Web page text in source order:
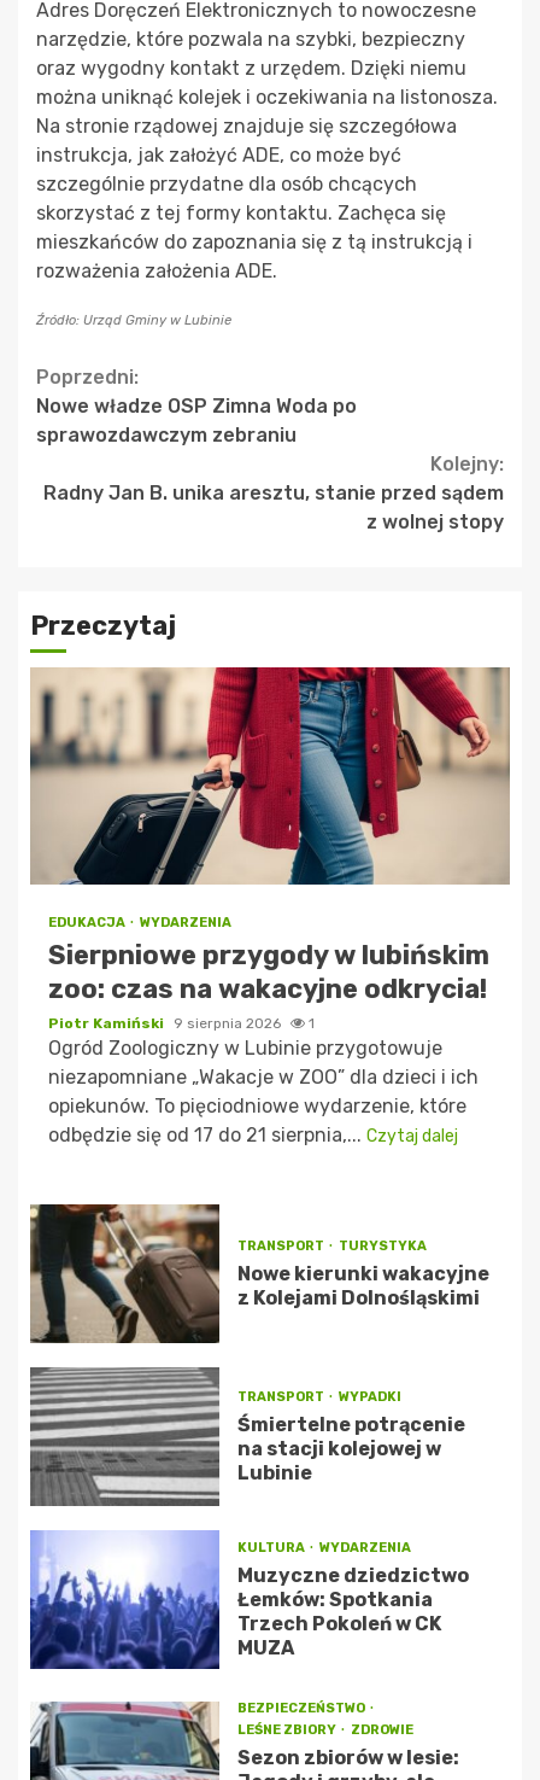
Adres Doręczeń Elektronicznych to nowoczesne
narzędzie, które pozwala na szybki, bezpieczny
oraz wygodny kontakt z urzędem. Dzięki niemu
można uniknąć kolejek i oczekiwania na listonosza.
Na stronie rządowej znajduje się szczegółowa
instrukcja, jak założyć ADE, co może być
szczególnie przydatne dla osób chcących
skorzystać z tej formy kontaktu. Zachęca się
mieszkańców do zapoznania się z tą instrukcją i
rozważenia założenia ADE.
Źródło: Urząd Gminy w Lubinie
Continue
Reading
Poprzedni:
Nowe władze OSP Zimna Woda po
sprawozdawczym zebraniu
Kolejny:
Radny Jan B. unika aresztu, stanie przed sądem
z wolnej stopy
Przeczytaj
EDUKACJA WYDARZENIA
Sierpniowe przygody w lubińskim
zoo: czas na wakacyjne odkrycia!
Piotr Kamiński 9 sierpnia 2026 1
Ogród Zoologiczny w Lubinie przygotowuje
niezapomniane „Wakacje w ZOO” dla dzieci i ich
opiekunów. To pięciodniowe wydarzenie, które
odbędzie się od 17 do 21 sierpnia,... Czytaj dalej
TRANSPORT TURYSTYKA
Nowe kierunki wakacyjne
z Kolejami Dolnośląskimi
TRANSPORT WYPADKI
Śmiertelne potrącenie
na stacji kolejowej w
Lubinie
KULTURA WYDARZENIA
Muzyczne dziedzictwo
Łemków: Spotkania
Trzech Pokoleń w CK
MUZA
BEZPIECZEŃSTWO
LEŚNE ZBIORY
ZDROWIE
Sezon zbiorów w lesie: